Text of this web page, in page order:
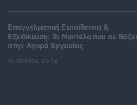
Επαγγελματική Εκπαίδευση &
Εξειδίκευση: Το Mοντέλο που σε Bάζει
στην Aγορά Eργασίας
26.07.2026, 09:54